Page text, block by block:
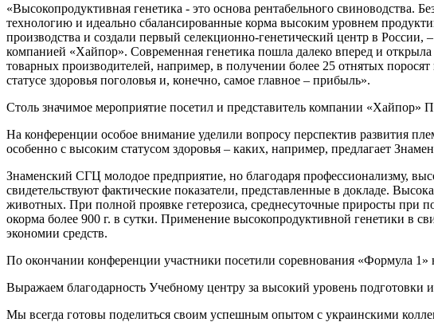
«Высокопродуктивная генетика - это основа рентабельного
технологию и идеально сбалансированные корма высоким уровнем
производства и создали первый селекционно-генетический центр в
компанией «Хайпор». Современная генетика пошла далеко вперед и
товарных производителей, например, в получении более 25 отнятых
статусе здоровья поголовья и, конечно, самое главное – прибыль».
Столь значимое мероприятие посетил и представитель компании
На конференции особое внимание уделили вопросу перспектив развития
особенно с высоким статусом здоровья – каких, например, предлагает
Знаменский СГЦ молодое предприятие, но благодаря профессионализму,
свидетельствуют фактические показатели, представленные в докладе.
животных. При полной проявке гетерозиса, среднесуточные приросты при
окорма более 900 г. в сутки. Применение высокопродуктивной генетики в
экономии средств.
По окончании конференции участники посетили соревнования «Формула
Выражаем благодарность Учебному центру за высокий уровень подготовки
Мы всегда готовы поделиться своим успешным опытом с украинскими